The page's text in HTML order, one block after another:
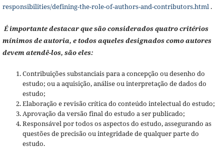
responsibilities/defining-the-role-of-authors-and-contributors.html.
É importante destacar que são considerados quatro critérios
mínimos de autoria, e todos aqueles designados como autores
devem atendê-los, são eles:
Contribuições substanciais para a concepção ou desenho do
estudo; ou a aquisição, análise ou interpretação de dados do
estudo;
Elaboração e revisão crítica do conteúdo intelectual do estudo;
Aprovação da versão final do estudo a ser publicado;
Responsável por todos os aspectos do estudo, assegurando as
questões de precisão ou integridade de qualquer parte do
estudo.